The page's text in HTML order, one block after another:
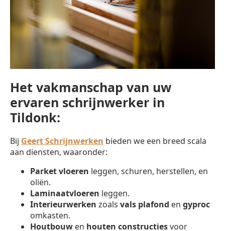
Het vakmanschap van uw
ervaren schrijnwerker in
Tildonk:
Bij Geert Schrijnwerken bieden we een breed scala
aan diensten, waaronder:
Parket vloeren leggen, schuren, herstellen, en
oliën.
Laminaatvloeren leggen.
Interieurwerken zoals vals plafond en gyproc
omkasten.
Houtbouw en houten constructiesvoor